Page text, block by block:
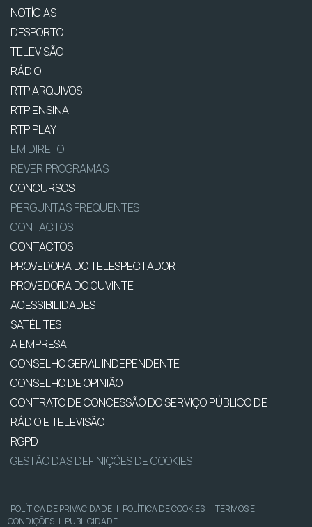
NOTÍCIAS
DESPORTO
TELEVISÃO
RÁDIO
RTP ARQUIVOS
RTP ENSINA
RTP PLAY
EM DIRETO
REVER PROGRAMAS
CONCURSOS
PERGUNTAS FREQUENTES
CONTACTOS
CONTACTOS
PROVEDORA DO TELESPECTADOR
PROVEDORA DO OUVINTE
ACESSIBILIDADES
SATÉLITES
A EMPRESA
CONSELHO GERAL INDEPENDENTE
CONSELHO DE OPINIÃO
CONTRATO DE CONCESSÃO DO SERVIÇO PÚBLICO DE
RÁDIO E TELEVISÃO
RGPD
GESTÃO DAS DEFINIÇÕES DE COOKIES
POLÍTICA DE PRIVACIDADE | POLÍTICA DE COOKIES | TERMOS E
CONDIÇÕES | PUBLICIDADE